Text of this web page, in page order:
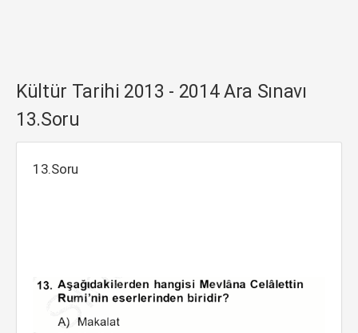
Kültür Tarihi 2013 - 2014 Ara Sınavı
13.Soru
13.Soru